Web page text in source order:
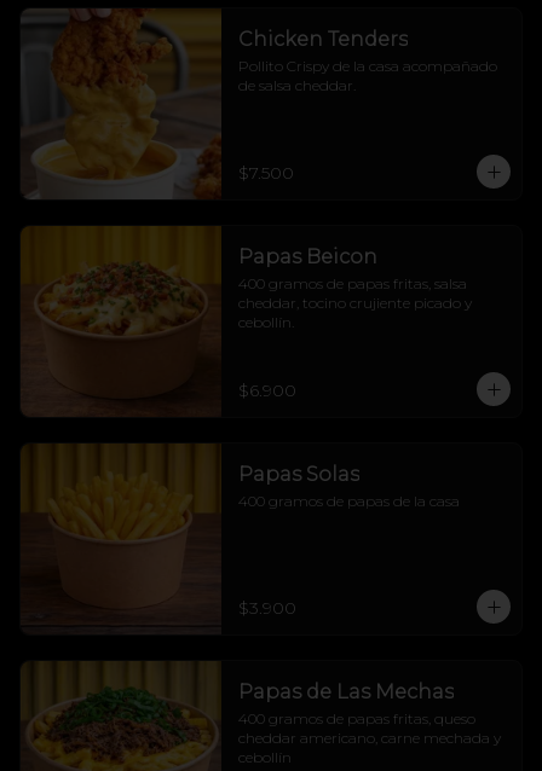
Chicken Tenders
Pollito Crispy de la casa acompañado
de salsa cheddar.
$7.500
Papas Beicon
400 gramos de papas fritas, salsa
cheddar, tocino crujiente picado y
cebollín.
$6.900
Papas Solas
400 gramos de papas de la casa
$3.900
Papas de Las Mechas
400 gramos de papas fritas, queso
cheddar americano, carne mechada y
cebollín